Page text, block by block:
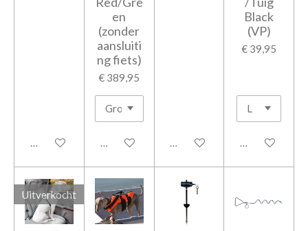
In winkelwagen
en
(zonder
aansluiti
ng fiets)
€ 389,95
Houd mij op de hoogteIn winkelwagen
Black
(VP)
€ 39,95
In
Uitverkocht